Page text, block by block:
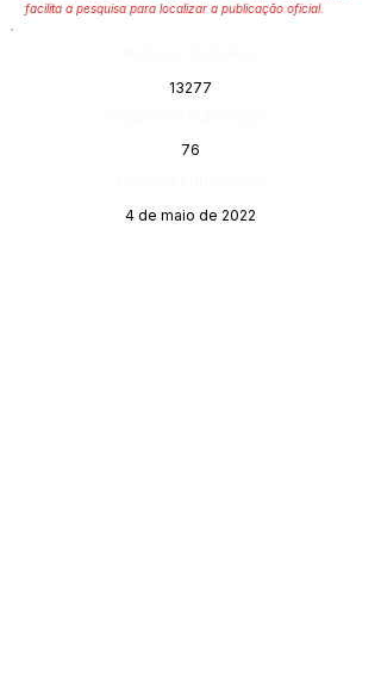
facilita a pesquisa para localizar a publicação oficial.
13277
76
4 de maio de 2022